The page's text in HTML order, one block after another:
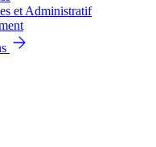
et Administratif